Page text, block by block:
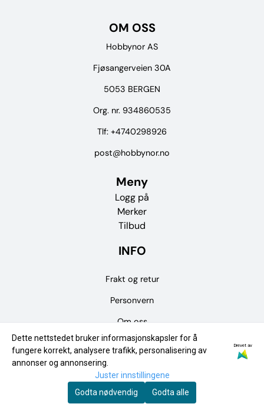
OM OSS
Hobbynor AS
Fjøsangerveien 30A
5053 BERGEN
Org. nr. 934860535
Tlf: +4740298926
post@hobbynor.no
Meny
Logg på
Merker
Tilbud
INFO
Frakt og retur
Personvern
Om oss
Kontakt oss
Salgsbetingelser
Fysisk Butikk
Dette nettstedet bruker informasjonskapsler for å
fungere korrekt, analysere trafikk, personalisering av
annonser og annonsering.
Drevet av
Juster innstillingene
Godta nødvendig
Godta alle